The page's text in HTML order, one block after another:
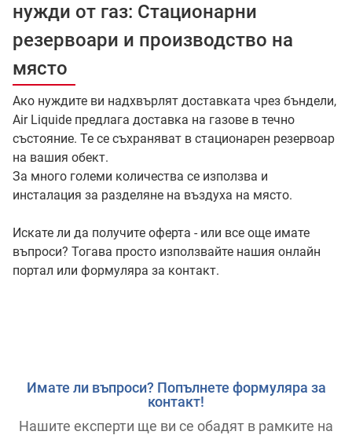
нужди от газ: Стационарни
резервоари и производство на
място
Ако нуждите ви надхвърлят доставката чрез бъндели,
Air Liquide предлага доставка на газове в течно
състояние. Те се съхраняват в стационарен резервоар
на вашия обект.
За много големи количества се използва и
инсталация за разделяне на въздуха на място.
Искате ли да получите оферта - или все още имате
въпроси? Тогава просто използвайте нашия онлайн
портал или формуляра за контакт.
Имате ли въпроси? Попълнете формуляра за
контакт!
Нашите експерти ще ви се обадят в рамките на